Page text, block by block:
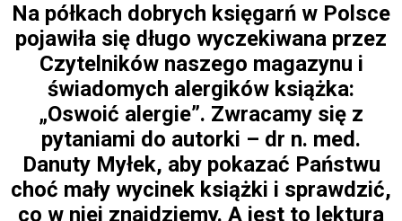
Na półkach dobrych księgarń w Polsce
pojawiła się długo wyczekiwana przez
Czytelników naszego magazynu i
świadomych alergików książka:
„Oswoić alergie”. Zwracamy się z
pytaniami do autorki – dr n. med.
Danuty Myłek, aby pokazać Państwu
choć mały wycinek książki i sprawdzić,
co w niej znajdziemy. A jest to lektura